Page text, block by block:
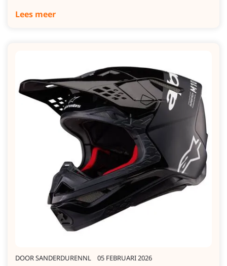
Lees meer
DOORSANDERDURENNL 05 FEBRUARI 2026